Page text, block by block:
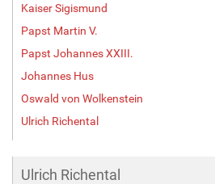
Kaiser Sigismund
Papst Martin V.
Papst Johannes XXIII.
Johannes Hus
Oswald von Wolkenstein
Ulrich Richental
Ulrich Richental